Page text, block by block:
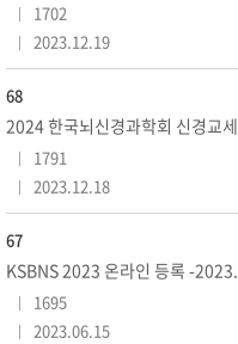
1702
2023.12.19
68
2024 한국뇌신경과학회 신경교
1791
2023.12.18
67
KSBNS 2023 온라인 등록 -
1695
2023.06.15